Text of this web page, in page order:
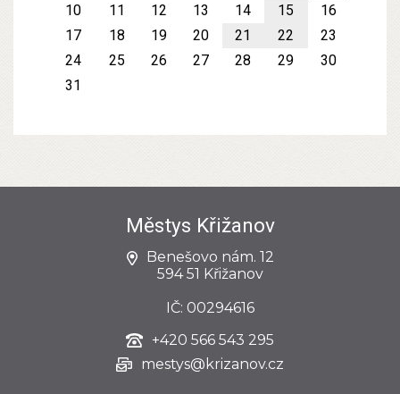
10
11 12 13 14 15
16
17
18 19 20 21 22
23
24
25 26 27 28 29
30
31
Městys Křižanov
Benešovo nám. 12
594 51 Křižanov
IČ: 00294616
+420 566 543 295
mestys@krizanov.cz